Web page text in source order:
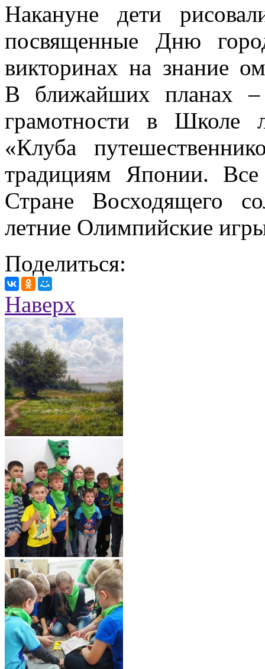
Накануне дети
посвященные Дню
викторинах на знание
В ближайших планах –
грамотности в Школе
«Клуба
традициям Японии.
Стране Восходящего
летние Олимпийские
Поделиться:
Наверх